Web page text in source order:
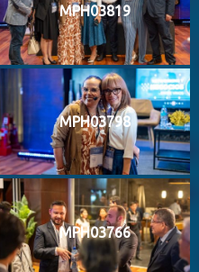
MPH03819
MPH03798
MPH03766